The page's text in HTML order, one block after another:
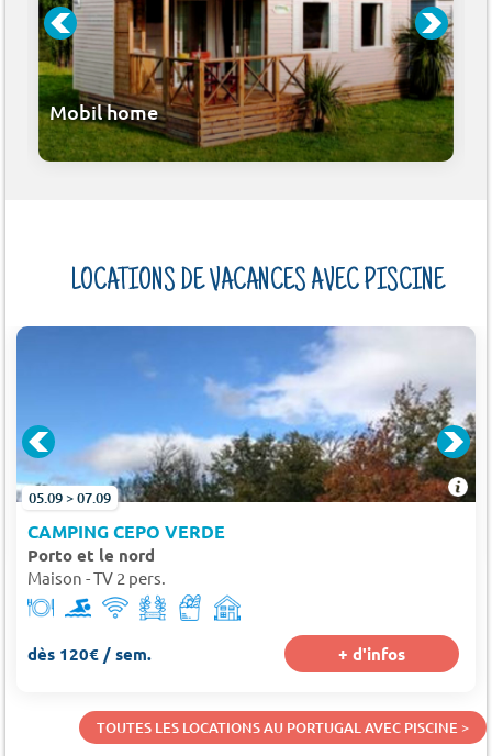
Mobil home
LOCATIONS DE VACANCES AVEC PISCINE
05.09 > 07.09
CAMPING CEPO VERDE
Porto et le nord
Maison - TV 2 pers.
dès 120€ / sem. + d'infos
TOUTES LES LOCATIONS AU PORTUGAL AVEC PISCINE >